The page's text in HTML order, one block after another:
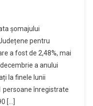
șomajului
pentru
a fost de 2,48%, mai
a anului
la finele lunii
persoane înregistrate
[…]